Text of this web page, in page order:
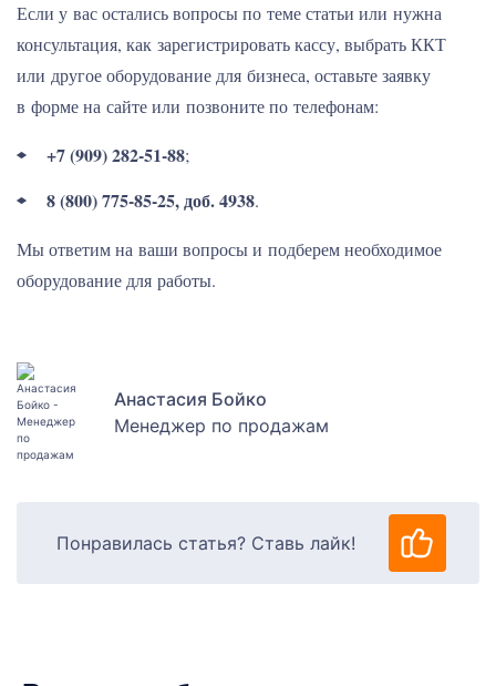
Если у вас остались вопросы по теме статьи или нужна
консультация, как зарегистрировать кассу, выбрать ККТ
или другое оборудование для бизнеса, оставьте заявку
в форме на сайте или позвоните по телефонам:
+7 (909) 282-51-88;
8 (800) 775-85-25, доб. 4938.
Мы ответим на ваши вопросы и подберем необходимое
оборудование для работы.
Анастасия Бойко
Менеджер по продажам
Понравилась статья? Ставь лайк!